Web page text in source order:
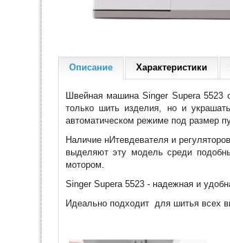
Описание Характеристики
Швейная машина Singer Supera
только шить изделия, но и
автоматическом режиме под размер
Наличие нИтевдевателя и
выделяют эту модель среди
мотором.
Singer Supera 5523 - надежная и
Идеально подходит для шитья всех